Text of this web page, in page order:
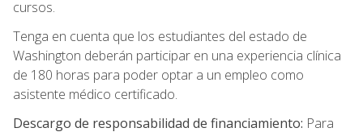
cursos.
Tenga en cuenta que los estudiantes del estado de
Washington deberán participar en una experiencia clínica
de 180 horas para poder optar a un empleo como
asistente médico certificado.
Descargo de responsabilidad de financiamiento: Para